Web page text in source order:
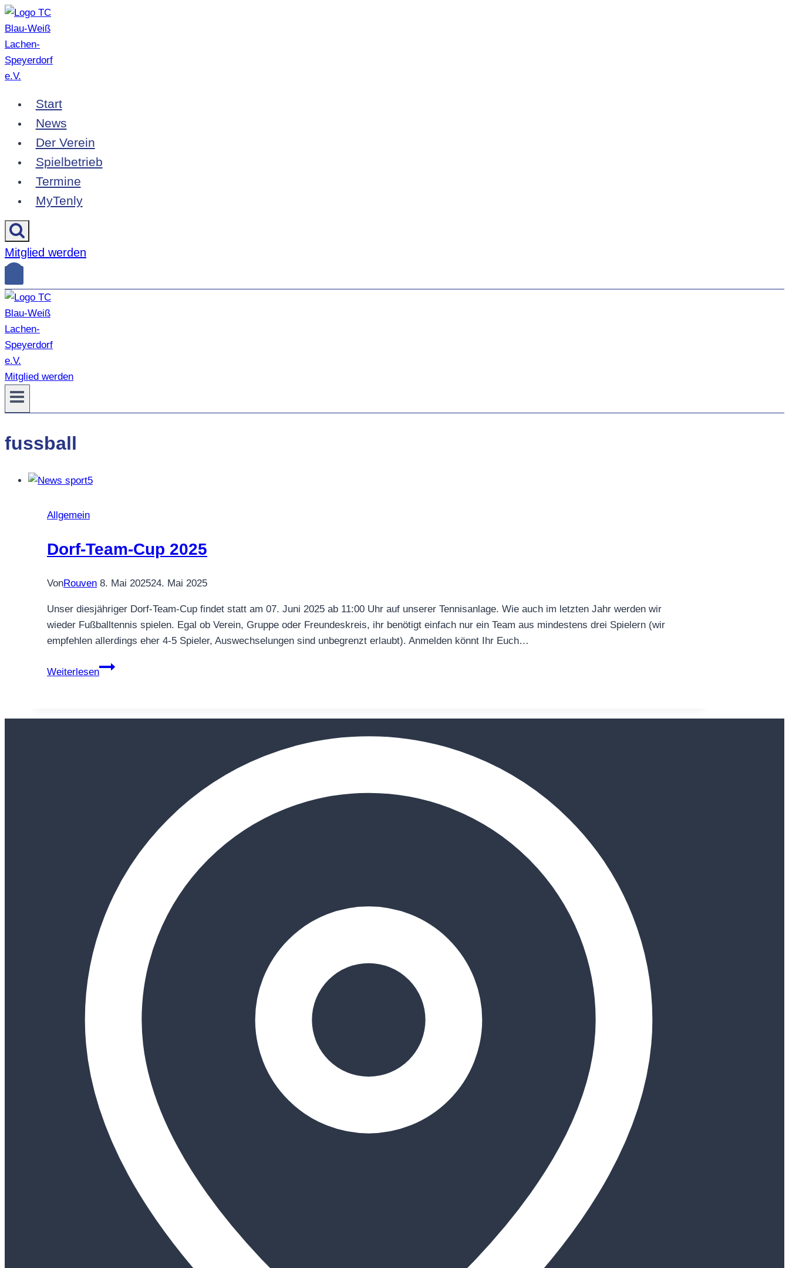
Zum
Inhalt
springen
Start
News
Der Verein
Spielbetrieb
Termine
MyTenly
Mitglied werden
Mitglied werden
fussball
Allgemein
Dorf-Team-Cup 2025
VonRouven 8. Mai 202524. Mai 2025
Unser diesjähriger Dorf-Team-Cup findet statt am 07. Juni 2025 ab 11:00 Uhr auf unserer Tennisanlage. Wie auch im letzten Jahr werden wir
wieder Fußballtennis spielen. Egal ob Verein, Gruppe oder Freundeskreis, ihr benötigt einfach nur ein Team aus mindestens drei Spielern (wir
empfehlen allerdings eher 4-5 Spieler, Auswechselungen sind unbegrenzt erlaubt). Anmelden könnt Ihr Euch…
Weiterlesen
Dorf-